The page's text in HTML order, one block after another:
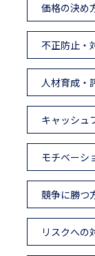
価格の決め
不正防止・
人材育成・
キャッシュ
モチベーシ
競争に勝つ
リスクへの